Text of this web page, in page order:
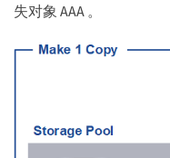
失对象 AAA 。